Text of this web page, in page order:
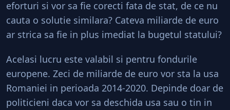
eforturi si vor sa fie corecti fata de stat, de ce nu
cauta o solutie similara? Cateva miliarde de euro
ar strica sa fie in plus imediat la bugetul statului?
Acelasi lucru este valabil si pentru fondurile
europene. Zeci de miliarde de euro vor sta la usa
Romaniei in perioada 2014-2020. Depinde doar de
politicieni daca vor sa deschida usa sau o tin in